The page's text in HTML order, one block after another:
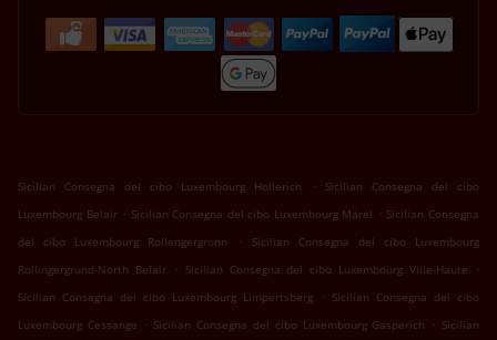
Sicilian Consegna del cibo Luxembourg Hollerich .
Sicilian Consegna del cibo
Luxembourg Belair . Sicilian Consegna del cibo Luxembourg Märel . Sicilian Consegna
del cibo Luxembourg Rollengergronn
.
Sicilian Consegna del cibo Luxembourg
Rollingergrund-North Belair
. Sicilian Consegna del cibo Luxembourg Ville-Haute
.
Sicilian Consegna del cibo Luxembourg Limpertsberg
. Sicilian Consegna del cibo
Luxembourg Cessange
. Sicilian Consegna del cibo Luxembourg Gasperich . Sicilian